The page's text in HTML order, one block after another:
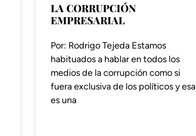
LA CORRUPCIÓN
EMPRESARIAL
Por: Rodrigo Tejeda Estamos
habituados a hablar en todos los
medios de la corrupción como si
fuera exclusiva de los políticos y esa
es una